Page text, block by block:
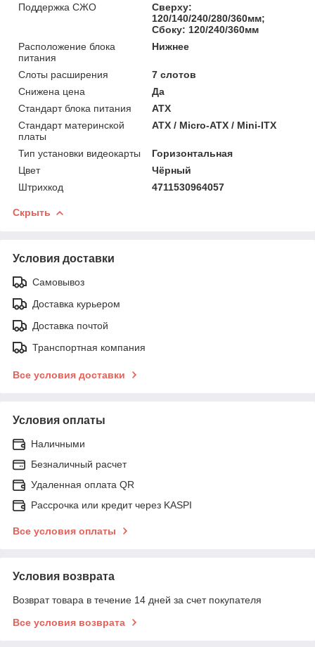
Поддержка СЖО
Сверху:
120/140/240/280/360мм;
Сбоку: 120/240/360мм
Расположение блока
питания
Нижнее
Слоты расширения
7 слотов
Снижена цена
Да
Стандарт блока питания
ATX
Стандарт материнской
платы
ATX / Micro-ATX / Mini-ITX
Тип установки видеокарты
Горизонтальная
Цвет
Чёрный
Штрихкод
4711530964057
Скрыть
Условия доставки
Самовывоз
Доставка курьером
Доставка почтой
Транспортная компания
Все условия доставки
Условия оплаты
Наличными
Безналичный расчет
Удаленная оплата QR
Рассрочка или кредит через KASPI
Все условия оплаты
Условия возврата
Возврат товара в течение 14 дней за счет покупателя
Все условия возврата